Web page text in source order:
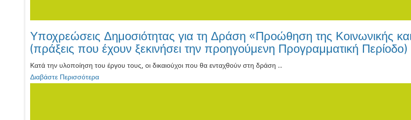
Υποχρεώσεις Δημοσιότητας για τη Δράση «Προώθηση της Κοινωνικής
(πράξεις που έχουν ξεκινήσει την προηγούμενη Προγραμματική Περίοδο)
Κατά την υλοποίηση του έργου τους, οι δικαιούχοι που θα ενταχθούν στη δράση ...
Διαβάστε Περισσότερα